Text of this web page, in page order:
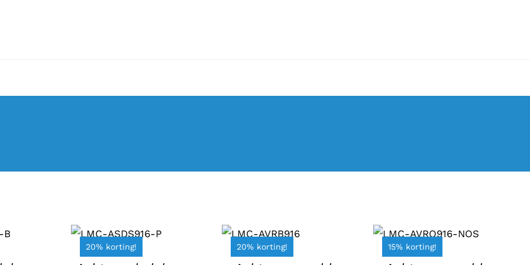
20% korting!
WINKELWAGEN
/
DETAILS 20% korting!
AAN
WINKELWAGEN
/
DETAILS
15% korting!
WINKELWAGEN
/
DETAILS